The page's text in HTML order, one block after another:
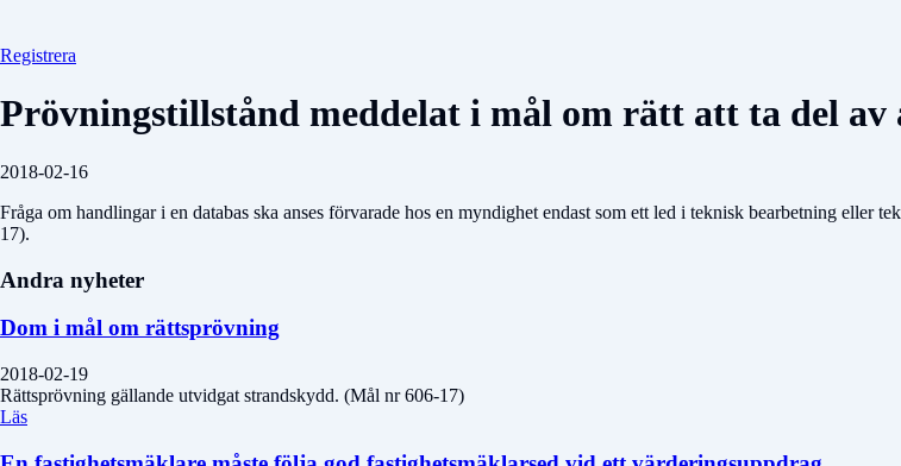
Registrera
Prövningstillstånd meddelat i mål om rätt att ta del
2018-02-16
Fråga om handlingar i en databas ska anses förvarade hos en myndighet endast som ett led i teknisk bearbetning
17).
Andra nyheter
Dom i mål om rättsprövning
2018-02-19
Rättsprövning gällande utvidgat strandskydd. (Mål nr 606-17)
Läs